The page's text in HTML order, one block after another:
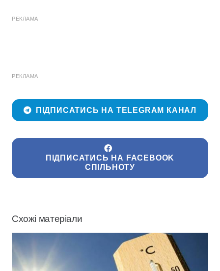
РЕКЛАМА
РЕКЛАМА
ПІДПИСАТИСЬ НА TELEGRAM КАНАЛ
ПІДПИСАТИСЬ НА FACEBOOK
СПІЛЬНОТУ
Схожі матеріали